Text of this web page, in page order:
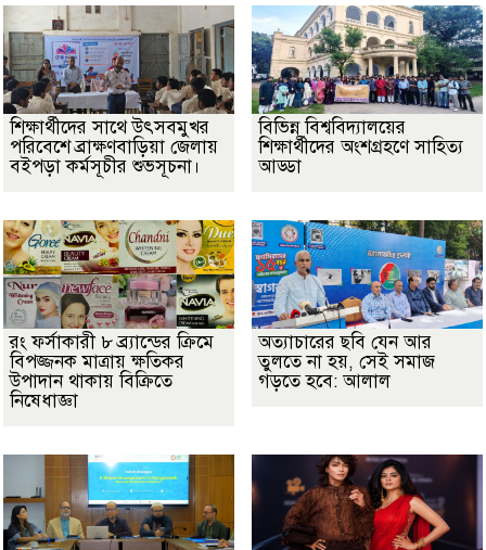
শিক্ষার্থীদের সাথে উৎসবমুখর
পরিবেশে ব্রাক্ষণবাড়িয়া জেলায়
বইপড়া কর্মসূচীর শুভসূচনা।
বিভিন্ন বিশ্ববিদ্যালয়ের
শিক্ষার্থীদের অংশগ্রহণে সাহিত্য
আড্ডা
রং ফর্সাকারী ৮ ব্র্যান্ডের ক্রিমে
বিপজ্জনক মাত্রায় ক্ষতিকর
উপাদান থাকায় বিক্রিতে
নিষেধাজ্ঞা
অত্যাচারের ছবি যেন আর
তুলতে না হয়, সেই সমাজ
গড়তে হবে: আলাল